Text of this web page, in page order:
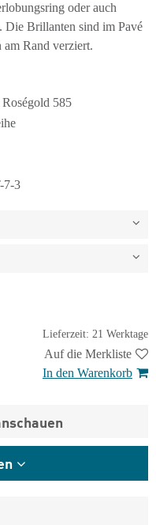
oder auch
Die Brillanten sind im Pavé
Rand verziert.
Roségold 585
7-3
Lieferzeit: 21 Werktage
Auf die Merkliste
In den Warenkorb